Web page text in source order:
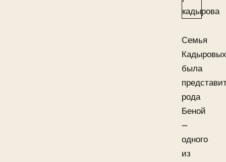
Семья
Кадыровых
была
рода
Беной
—
одного
из